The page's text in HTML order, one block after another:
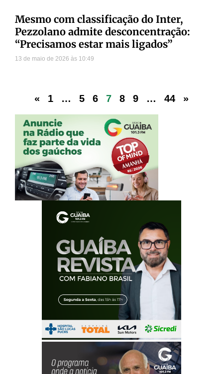
Mesmo com classificação do Inter,
Pezzolano admite desconcentração:
“Precisamos estar mais ligados”
13 de maio de 2026 10:49
« 1 … 5 6 7 8 9 … 44 »